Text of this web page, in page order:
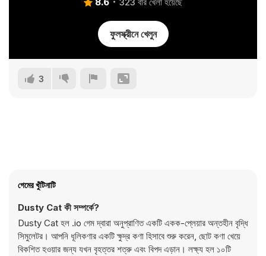
ফুলস্ক্রীনে খেলুন
3
গেমের খুঁটিনাটি
Dusty Cat কী সম্পর্কে?
Dusty Cat হল .io গেম দ্বারা অনুপ্রাণিত একটি একক-প্লেয়ার অন্তহীন বৃদ্ধি
সিমুলেটর। আপনি ধূলিকণার একটি ক্ষুদ্র কণা হিসাবে শুরু করেন, ছোট কণা খেয়ে
বিকশিত হওয়ার জন্য যখন বৃহত্তর শত্রু এবং বিপদ এড়ান। লক্ষ্য হল ১০টি